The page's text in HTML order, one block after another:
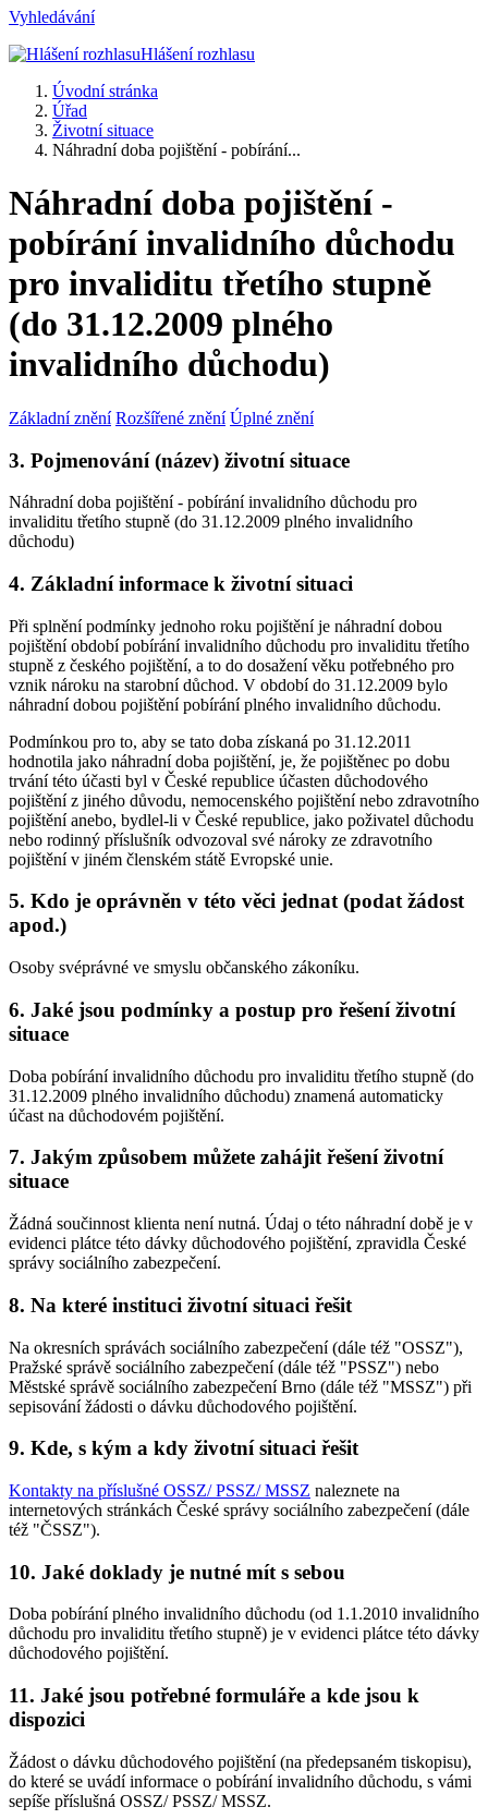
Vyhledávání
Hlášení rozhlasu
Úvodní stránka
Úřad
Životní situace
Náhradní doba pojištění - pobírání...
Náhradní doba pojištění -
pobírání invalidního důchodu
pro invaliditu třetího stupně
(do 31.12.2009 plného
invalidního důchodu)
Základní znění Rozšířené znění Úplné znění
3. Pojmenování (název) životní situace
Náhradní doba pojištění - pobírání invalidního důchodu pro
invaliditu třetího stupně (do 31.12.2009 plného invalidního
důchodu)
4. Základní informace k životní situaci
Při splnění podmínky jednoho roku pojištění je náhradní dobou
pojištění období pobírání invalidního důchodu pro invaliditu třetího
stupně z českého pojištění, a to do dosažení věku potřebného pro
vznik nároku na starobní důchod. V období do 31.12.2009 bylo
náhradní dobou pojištění pobírání plného invalidního důchodu.
Podmínkou pro to, aby se tato doba získaná po 31.12.2011
hodnotila jako náhradní doba pojištění, je, že pojištěnec po dobu
trvání této účasti byl v České republice účasten důchodového
pojištění z jiného důvodu, nemocenského pojištění nebo zdravotního
pojištění anebo, bydlel-li v České republice, jako poživatel důchodu
nebo rodinný příslušník odvozoval své nároky ze zdravotního
pojištění v jiném členském státě Evropské unie.
5. Kdo je oprávněn v této věci jednat (podat žádost
apod.)
Osoby svéprávné ve smyslu občanského zákoníku.
6. Jaké jsou podmínky a postup pro řešení životní
situace
Doba pobírání invalidního důchodu pro invaliditu třetího stupně (do
31.12.2009 plného invalidního důchodu) znamená automaticky
účast na důchodovém pojištění.
7. Jakým způsobem můžete zahájit řešení životní
situace
Žádná součinnost klienta není nutná. Údaj o této náhradní době je v
evidenci plátce této dávky důchodového pojištění, zpravidla České
správy sociálního zabezpečení.
8. Na které instituci životní situaci řešit
Na okresních správách sociálního zabezpečení (dále též "OSSZ"),
Pražské správě sociálního zabezpečení (dále též "PSSZ") nebo
Městské správě sociálního zabezpečení Brno (dále též "MSSZ") při
sepisování žádosti o dávku důchodového pojištění.
9. Kde, s kým a kdy životní situaci řešit
Kontakty na příslušné OSSZ/ PSSZ/ MSSZ naleznete na
internetových stránkách České správy sociálního zabezpečení (dále
též "ČSSZ").
10. Jaké doklady je nutné mít s sebou
Doba pobírání plného invalidního důchodu (od 1.1.2010 invalidního
důchodu pro invaliditu třetího stupně) je v evidenci plátce této dávky
důchodového pojištění.
11. Jaké jsou potřebné formuláře a kde jsou k
dispozici
Žádost o dávku důchodového pojištění (na předepsaném tiskopisu),
do které se uvádí informace o pobírání invalidního důchodu, s vámi
sepíše příslušná OSSZ/ PSSZ/ MSSZ.